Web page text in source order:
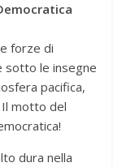
forze di
sotto le insegne
pacifica,
Il motto del
dura nella